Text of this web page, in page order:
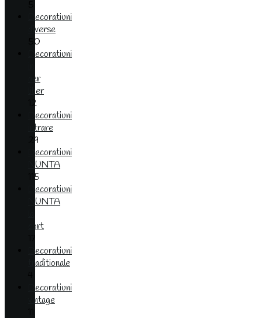
Decoratiuni
diverse
50
Decoratiuni
aer
liber
12
Decoratiuni
intrare
29
Decoratiuni
NUNTA
115
Decoratiuni
NUNTA
cort
Decoratiuni
traditionale
Decoratiuni
vintage